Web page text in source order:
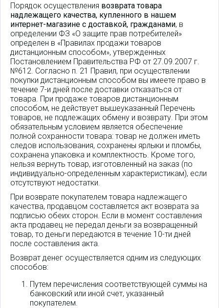
Порядок осуществления возврата товара
надлежащего качества, купленного в нашем
интернет-магазине с доставкой, гражданами, в
определении ФЗ «О защите прав потребителей»
определен в «Правилах продажи товаров
дистанционным способом», утвержденных
Постановлением Правительства РФ от 27.09.2007 г.
№612. Согласно п. 21 Правил, при осуществлении
покупки дистанционным способом вы имеете право в
течение 7-и дней после доставки отказаться от
товара. При продаже товаров дистанционным
способом, не действует вышеуказанный Перечень
товаров, не подлежащих обмену и возврату. При этом
обязательным условием является обеспечение
полной сохранности товара: товар не должен иметь
следов использования, сохранены ярлыки и пломбы,
сохранена упаковка и комплектность. Кроме того,
нельзя вернуть товар, изготовленный на заказ (по
индивидуально-определенным характеристикам), если
отсутствуют недостатки.
При возврате покупателем товара надлежащего
качества, продавцом составляется акт возврата за
подписью обеих сторон. Если в момент составления
акта продавец не передал деньги за возвращенный
товар, то деньги передаются в течение 10-ти дней
после составления акта.
Возврат денег осуществляется одним из следующих
способов:
Путем перечисления соответствующей суммы на
банковский или иной счет, указанный
покупателем.